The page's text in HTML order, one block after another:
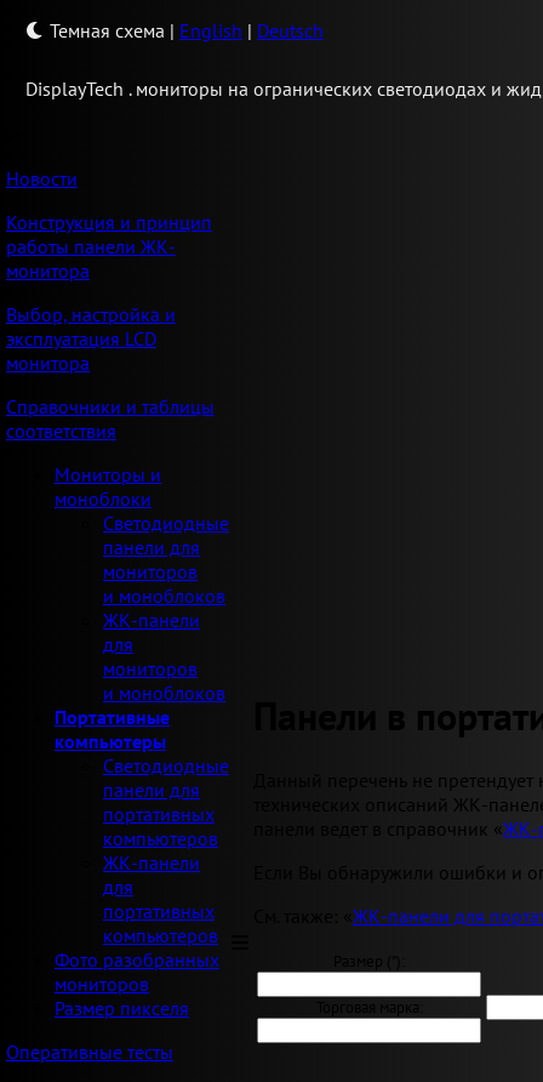
Темная схема | English | Deutsch
DisplayTech . мониторы на огранических светодиодах и
Новости
Конструкция и принцип
работы панели ЖК-
монитора
Выбор, настройка и
эксплуатация LCD
монитора
Справочники и таблицы
соответствия
Мониторы и
моноблоки
Светодиодные
панели для
мониторов
и моноблоков
ЖК-панели
для
мониторов
и моноблоков
Портативные
компьютеры
Светодиодные
панели для
портативных
компьютеров
ЖК-панели
для
портативных
компьютеров
Фото разобранных
мониторов
Размер пикселя
Оперативные тесты
Панели в
Данный перечень не
технических описаний ЖК-
панели ведет в справочник «ЖК-
Если Вы обнаружили ошибки и
ЖК-панели для
Торговая марка: